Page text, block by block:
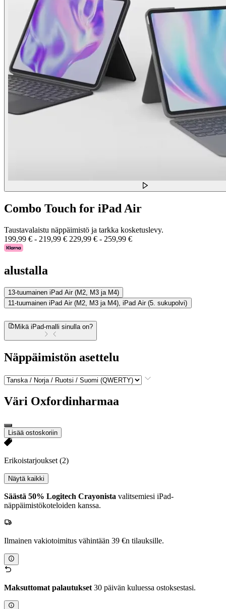
Combo Touch for iPad Air
Taustavalaistu näppäimistö ja tarkka kosketuslevy.
199,99 € - 219,99 € 229,99 € - 259,99 €
alustalla
13-tuumainen iPad Air (M2, M3 ja M4)
11-tuumainen iPad Air (M2, M3 ja M4), iPad Air (5. sukupolvi)
Mikä iPad-malli sinulla on?
Näppäimistön asettelu
Väri Oxfordinharmaa
Lisää ostoskoriin
Erikoistarjoukset (2)
Näytä kaikki
Säästä 50% Logitech Crayonista valitsemiesi iPad-
näppäimistökoteloiden kanssa.
Ilmainen vakiotoimitus vähintään 39 €n tilauksille.
Maksuttomat palautukset 30 päivän kuluessa ostoksestasi.